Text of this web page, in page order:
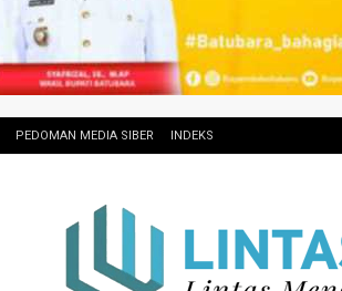
PEDOMAN MEDIA SIBER INDEKS